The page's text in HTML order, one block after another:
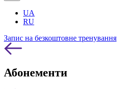
UA
RU
Запис на безкоштовне тренування
Абонементи